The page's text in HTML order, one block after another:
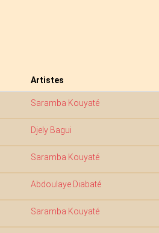
Artistes
Saramba Kouyaté
Djely Bagui
Saramba Kouyaté
Abdoulaye Diabaté
Saramba Kouyaté